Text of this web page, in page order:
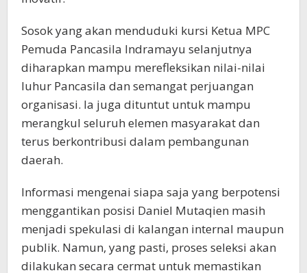
Sosok yang akan menduduki kursi Ketua MPC
Pemuda Pancasila Indramayu selanjutnya
diharapkan mampu merefleksikan nilai-nilai
luhur Pancasila dan semangat perjuangan
organisasi. Ia juga dituntut untuk mampu
merangkul seluruh elemen masyarakat dan
terus berkontribusi dalam pembangunan
daerah.
Informasi mengenai siapa saja yang berpotensi
menggantikan posisi Daniel Mutaqien masih
menjadi spekulasi di kalangan internal maupun
publik. Namun, yang pasti, proses seleksi akan
dilakukan secara cermat untuk memastikan